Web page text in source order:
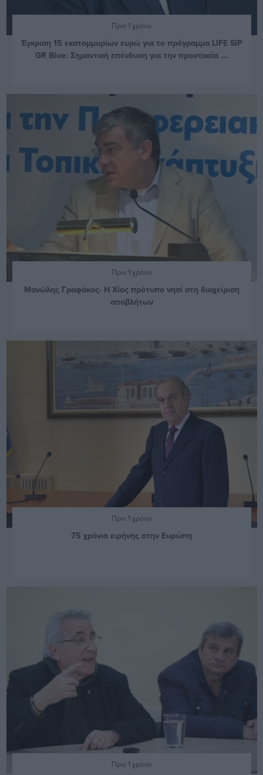
Πριν 1 χρόνο
Έγκριση 15 εκατομμυρίων ευρώ για το πρόγραμμα LIFE SIP
GR Blue: Σημαντική επένδυση για την προστασία ...
Πριν 1 χρόνο
Μανώλης Γραφάκος- Η Χίος πρότυπο νησί στη διαχείριση
αποβλήτων
Πριν 1 χρόνο
75 χρόνια ειρήνης στην Ευρώπη
Πριν 1 χρόνο